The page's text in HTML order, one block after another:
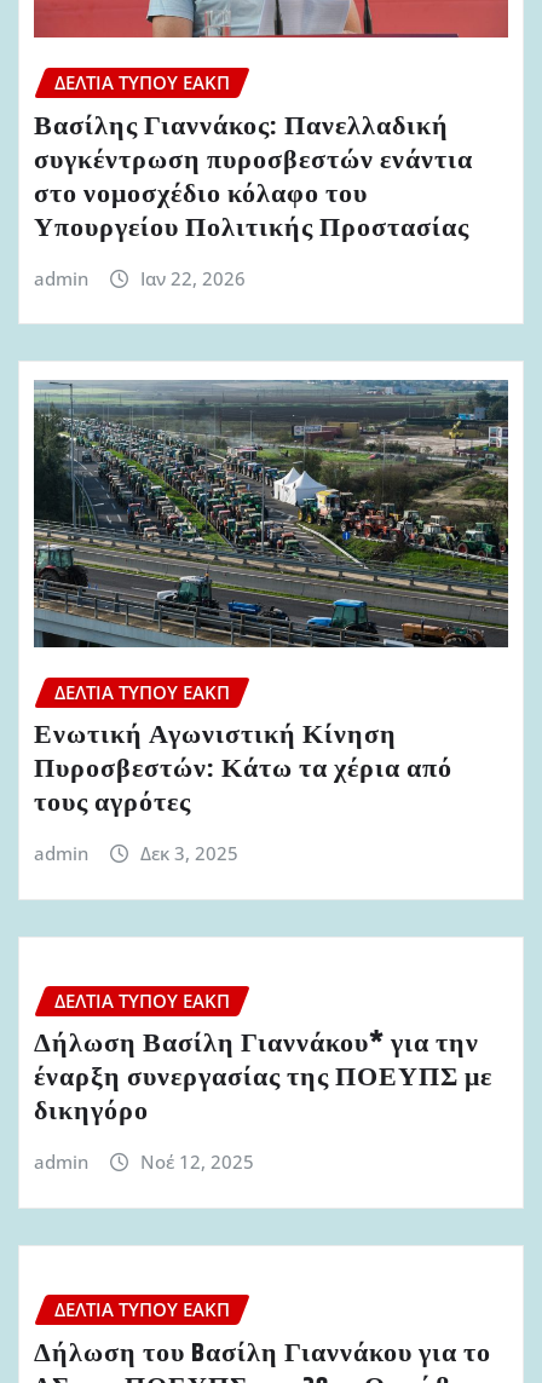
ΔΕΛΤΊΑ ΤΎΠΟΥ ΕΑΚΠ
Βασίλης Γιαννάκος: Πανελλαδική
συγκέντρωση πυροσβεστών ενάντια
στο νομοσχέδιο κόλαφο του
Υπουργείου Πολιτικής Προστασίας
admin Ιαν 22, 2026
ΔΕΛΤΊΑ ΤΎΠΟΥ ΕΑΚΠ
Ενωτική Αγωνιστική Κίνηση
Πυροσβεστών: Κάτω τα χέρια από
τους αγρότες
admin Δεκ 3, 2025
ΔΕΛΤΊΑ ΤΎΠΟΥ ΕΑΚΠ
Δήλωση Βασίλη Γιαννάκου* για την
έναρξη συνεργασίας της ΠΟΕΥΠΣ με
δικηγόρο
admin Νοέ 12, 2025
ΔΕΛΤΊΑ ΤΎΠΟΥ ΕΑΚΠ
Δήλωση του Bασίλη Γιαννάκου για το